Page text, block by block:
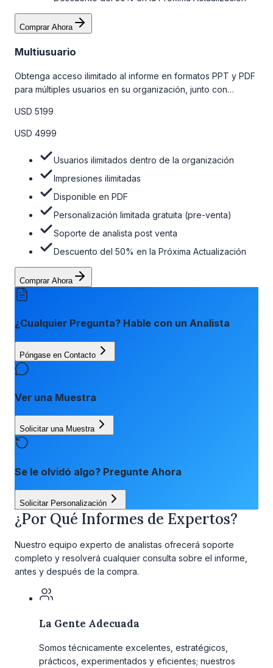
Comprar Ahora
Multiusuario
Obtenga acceso ilimitado al informe en formatos PPT y PDF
para múltiples usuarios en su organización, junto con
venta, el soporte post-venta de nuestros analistas y una
opción de actualización gratuita del informe dentro de 180
la tabla de precios a continuación.
USD 5199
USD 4999
Usuarios ilimitados dentro de la organización
Impresiones ilimitadas
Disponible en PDF
Personalización limitada gratuita (pre-venta)
Soporte de analista post venta
Descuento del 50% en la Próxima Actualización
Comprar Ahora
¿Cualquier Pregunta? Hable con un Analista
Póngase en Contacto
Ver una Muestra
Solicitar una Muestra
Se le olvidó algo? Pregunte Ahora
Solicitar Personalización
¿Por Qué Informes de Expertos?
Nuestro equipo experto de analistas ofrecerá soporte
completo y resolverá cualquier consulta sobre el informe,
antes y después de la compra.
La Gente Adecuada
Somos técnicamente excelentes, estratégicos,
prácticos, experimentados y eficientes; nuestros